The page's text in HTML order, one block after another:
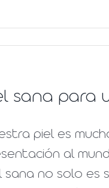
sana para
piel es
al
sana no solo es